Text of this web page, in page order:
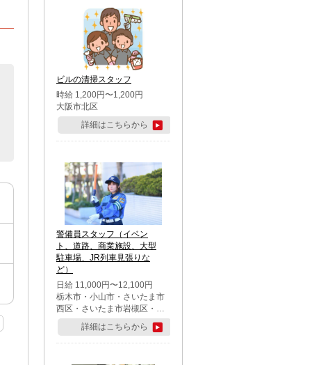
市・鶴ケ島市・千葉市中央
区・市川市・松戸市・習志野
市・柏市・流山市・八千代
市・足立区・江戸川区・八王
子市・町田市
ビルの清掃スタッフ
時給 1,200円〜1,200円
大阪市北区
詳細はこちらから
警備員スタッフ（イベン
ト、道路、商業施設、大型
駐車場、JR列車見張りな
ど）
日給 11,000円〜12,100円
栃木市・小山市・さいたま市
西区・さいたま市岩槻区・久
喜市・蓮田市
詳細はこちらから